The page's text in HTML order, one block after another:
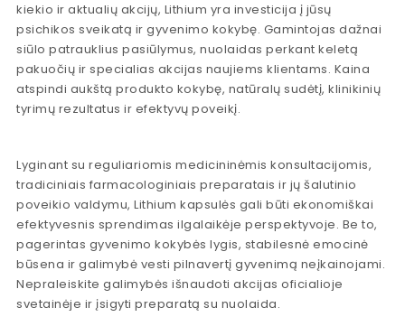
kiekio ir aktualių akcijų, Lithium yra investicija į jūsų
psichikos sveikatą ir gyvenimo kokybę. Gamintojas dažnai
siūlo patrauklius pasiūlymus, nuolaidas perkant keletą
pakuočių ir specialias akcijas naujiems klientams. Kaina
atspindi aukštą produkto kokybę, natūralų sudėtį, klinikinių
tyrimų rezultatus ir efektyvų poveikį.
Lyginant su reguliariomis medicininėmis konsultacijomis,
tradiciniais farmacologiniais preparatais ir jų šalutinio
poveikio valdymu, Lithium kapsulės gali būti ekonomiškai
efektyvesnis sprendimas ilgalaikėje perspektyvoje. Be to,
pagerintas gyvenimo kokybės lygis, stabilesnė emocinė
būsena ir galimybė vesti pilnavertį gyvenimą neįkainojami.
Nepraleiskite galimybės išnaudoti akcijas oficialioje
svetainėje ir įsigyti preparatą su nuolaida.